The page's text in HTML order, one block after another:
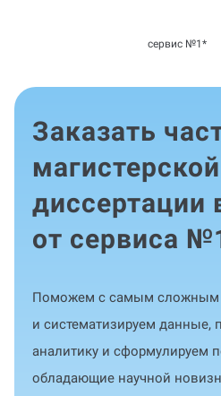
сервис №1 *
Заказать
магистерской
диссертации
от сервиса
Поможем с самым сложным
и систематизируем данные,
аналитику и сформулируем
обладающие научной